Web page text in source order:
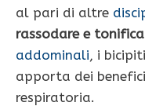
al pari di altre
rassodare e
addominali, i
apporta dei
respiratoria.